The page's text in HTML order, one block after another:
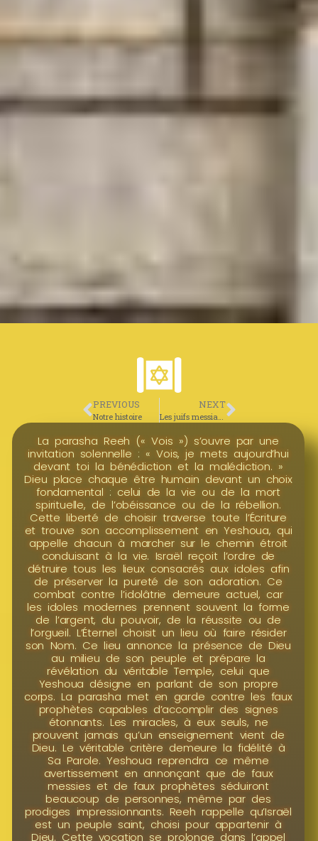
La parasha Reeh (« Vois ») s’ouvre par une
invitation solennelle : « Vois, je mets aujourd’hui
devant toi la bénédiction et la malédiction. »
Dieu place chaque être humain devant un choix
fondamental : celui de la vie ou de la mort
spirituelle, de l’obéissance ou de la rébellion.
Cette liberté de choisir traverse toute l’Écriture
et trouve son accomplissement en Yeshoua, qui
appelle chacun à marcher sur le chemin étroit
conduisant à la vie. Israël reçoit l’ordre de
détruire tous les lieux consacrés aux idoles afin
de préserver la pureté de son adoration. Ce
combat contre l’idolâtrie demeure actuel, car
les idoles modernes prennent souvent la forme
de l’argent, du pouvoir, de la réussite ou de
l’orgueil. L’Éternel choisit un lieu où faire résider
son Nom. Ce lieu annonce la présence de Dieu
au milieu de son peuple et prépare la
révélation du véritable Temple, celui que
Yeshoua désigne en parlant de son propre
corps. La parasha met en garde contre les faux
prophètes capables d’accomplir des signes
étonnants. Les miracles, à eux seuls, ne
prouvent jamais qu’un enseignement vient de
Dieu. Le véritable critère demeure la fidélité à
Sa Parole. Yeshoua reprendra ce même
avertissement en annonçant que de faux
messies et de faux prophètes séduiront
beaucoup de personnes, même par des
prodiges impressionnants. Reeh rappelle qu’Israël
est un peuple saint, choisi pour appartenir à
Dieu. Cette vocation se prolonge dans l’appel
PREVIOUS
Notre histoire
NEXT
Les juifs messianiques